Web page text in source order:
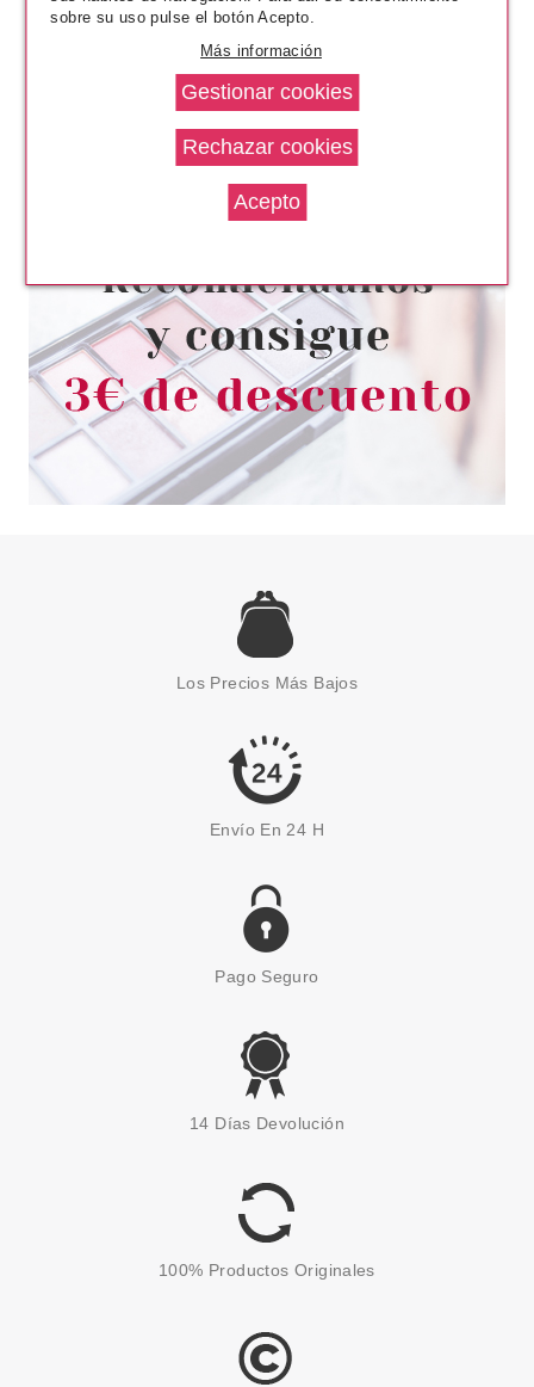
ESSENCE
PARA OJOS KAJAL 04 WHITE
ARDELL
ARDELL PESTAÑAS DOUBLE
UP 206 BLACK
4.25€
ARDELL
NATURALES DEMI LUVIES
3.85€
Los Precios Más Bajos
Envío En 24 H
Pago Seguro
14 Días Devolución
100% Productos Originales
sobre su uso pulse el botón Acepto.
Más información